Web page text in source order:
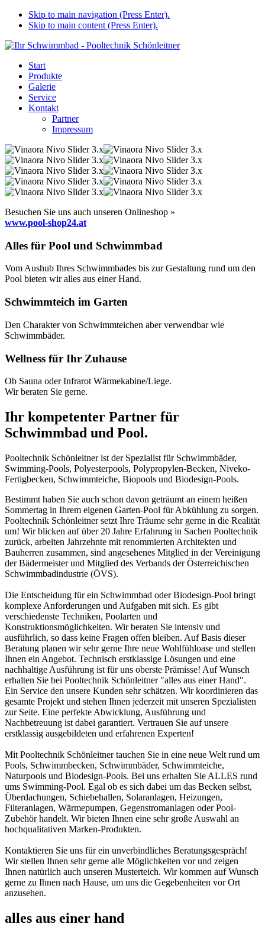
Skip to main navigation (Press Enter).
Skip to main content (Press Enter).
Start
Produkte
Galerie
Service
Kontakt
Partner
Impressum
Besuchen Sie uns auch unseren Onlineshop »
www.pool-shop24.at
Alles für Pool und Schwimmbad
Vom Aushub Ihres Schwimmbades bis zur Gestaltung rund um den
Pool bieten wir alles aus einer Hand.
Schwimmteich im Garten
Den Charakter von Schwimmteichen aber verwendbar wie
Schwimmbäder.
Wellness für Ihr Zuhause
Ob Sauna oder Infrarot Wärmekabine/Liege.
Wir beraten Sie gerne.
Ihr kompetenter Partner für
Schwimmbad und Pool.
Pooltechnik Schönleitner ist der Spezialist für Schwimmbäder,
Swimming-Pools, Polyesterpools, Polypropylen-Becken, Niveko-
Fertigbecken, Schwimmteiche, Biopools und Biodesign-Pools.
Bestimmt haben Sie auch schon davon geträumt an einem heißen
Sommertag in Ihrem eigenen Garten-Pool für Abkühlung zu sorgen.
Pooltechnik Schönleitner setzt Ihre Träume sehr gerne in die Realität
um! Wir blicken auf über 20 Jahre Erfahrung in Sachen Pooltechnik
zurück, arbeiten Jahrzehnte mit renommierten Architekten und
Bauherren zusammen, sind angesehenes Mitglied in der Vereinigung
der Bädermeister und Mitglied des Verbands der Österreichischen
Schwimmbadindustrie (ÖVS).
Die Entscheidung für ein Schwimmbad oder Biodesign-Pool bringt
komplexe Anforderungen und Aufgaben mit sich. Es gibt
verschiedenste Techniken, Poolarten und
Konstruktionsmöglichkeiten. Wir beraten Sie intensiv und
ausführlich, so dass keine Fragen offen bleiben. Auf Basis dieser
Beratung planen wir sehr gerne Ihre neue Wohlfühloase und stellen
Ihnen ein Angebot. Technisch erstklassige Lösungen und eine
nachhaltige Ausführung ist für uns oberste Prämisse! Auf Wunsch
erhalten Sie bei Pooltechnik Schönleitner "alles aus einer Hand".
Ein Service den unsere Kunden sehr schätzen. Wir koordinieren das
gesamte Projekt und stehen Ihnen jederzeit mit unseren Spezialisten
zur Seite. Eine perfekte Abwicklung, Ausführung und
Nachbetreuung ist dabei garantiert. Vertrauen Sie auf unsere
erstklassig ausgebildeten und erfahrenen Experten!
Mit Pooltechnik Schönleitner tauchen Sie in eine neue Welt rund um
Pools, Schwimmbecken, Schwimmbäder, Schwimmteiche,
Naturpools und Biodesign-Pools. Bei uns erhalten Sie ALLES rund
ums Swimming-Pool. Egal ob es sich dabei um das Becken selbst,
Überdachungen, Schiebehallen, Solaranlagen, Heizungen,
Filteranlagen, Wärmepumpen, Gegenstromanlagen oder Pool-
Zubehör handelt. Wir bieten Ihnen eine sehr große Auswahl an
hochqualitativen Marken-Produkten.
Kontaktieren Sie uns für ein unverbindliches Beratungsgespräch!
Wir stellen Ihnen sehr gerne alle Möglichkeiten vor und zeigen
Ihnen natürlich auch unseren Musterteich. Wir kommen auf Wunsch
gerne zu Ihnen nach Hause, um uns die Gegebenheiten vor Ort
anzusehen.
alles aus einer hand